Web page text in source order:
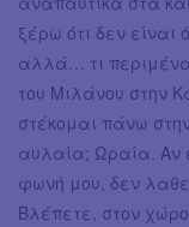
ξέρω ότι δεν είναι
αλλά… τι
του Μιλάνου στην
στέκομαι πάνω
αυλαία; Ωραία. Αν
φωνή μου, δεν
Βλέπετε, στον